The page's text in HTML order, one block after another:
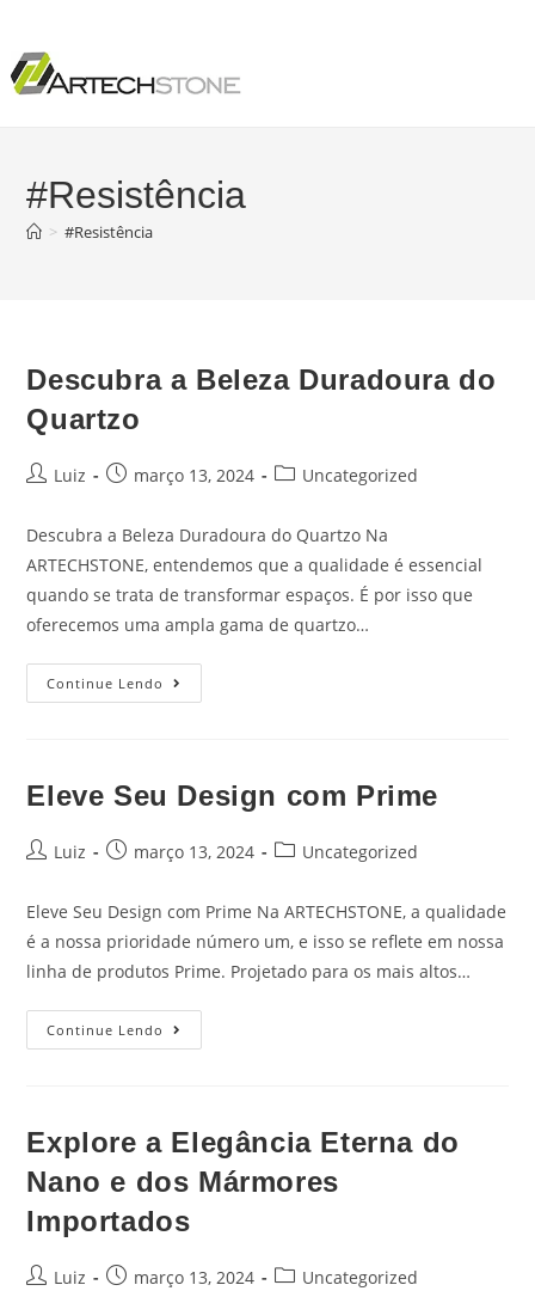
#Resistência
> #Resistência
Descubra a Beleza Duradoura do
Quartzo
Luiz março 13, 2024 Uncategorized
Descubra a Beleza Duradoura do Quartzo Na
ARTECHSTONE, entendemos que a qualidade é essencial
quando se trata de transformar espaços. É por isso que
oferecemos uma ampla gama de quartzo…
Continue Lendo
Eleve Seu Design com Prime
Luiz março 13, 2024 Uncategorized
Eleve Seu Design com Prime Na ARTECHSTONE, a qualidade
é a nossa prioridade número um, e isso se reflete em nossa
linha de produtos Prime. Projetado para os mais altos…
Continue Lendo
Explore a Elegância Eterna do
Nano e dos Mármores
Importados
Luiz março 13, 2024 Uncategorized